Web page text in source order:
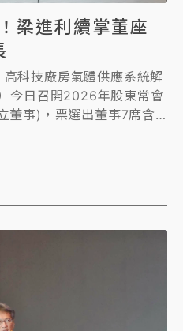
梁進利續掌董座
高科技廠房氣體供應系統解
今日召開2026年股東常會
董事)，票選出董事7席含
括梁進利、馬蔚、周谷
進利續任董事長，選任周